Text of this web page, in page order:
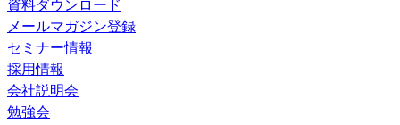
資料ダウンロード
メールマガジン登録
セミナー情報
採用情報
会社説明会
勉強会